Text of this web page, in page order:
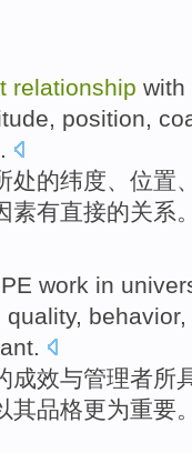
relationship with
, position,
处的纬度、 位置
素有直接的关系
PE work in
quality, behavior,
.
成效与管理者所
其品格更为重要